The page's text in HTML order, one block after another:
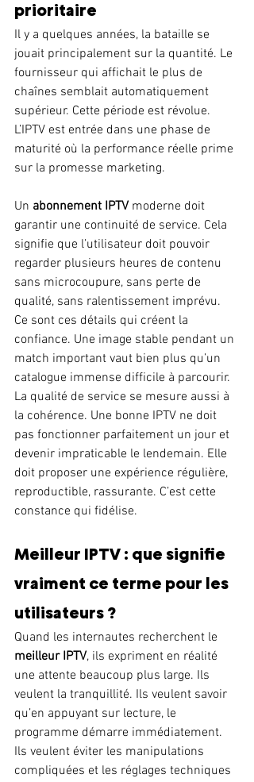
prioritaire
Il y a quelques années, la bataille se
jouait principalement sur la quantité. Le
fournisseur qui affichait le plus de
chaînes semblait automatiquement
supérieur. Cette période est révolue.
L’IPTV est entrée dans une phase de
maturité où la performance réelle prime
sur la promesse marketing.
Un abonnement IPTV moderne doit
garantir une continuité de service. Cela
signifie que l’utilisateur doit pouvoir
regarder plusieurs heures de contenu
sans microcoupure, sans perte de
qualité, sans ralentissement imprévu.
Ce sont ces détails qui créent la
confiance. Une image stable pendant un
match important vaut bien plus qu’un
catalogue immense difficile à parcourir.
La qualité de service se mesure aussi à
la cohérence. Une bonne IPTV ne doit
pas fonctionner parfaitement un jour et
devenir impraticable le lendemain. Elle
doit proposer une expérience régulière,
reproductible, rassurante. C’est cette
constance qui fidélise.
Meilleur IPTV : que signifie
vraiment ce terme pour les
utilisateurs ?
Quand les internautes recherchent le
meilleur IPTV, ils expriment en réalité
une attente beaucoup plus large. Ils
veulent la tranquillité. Ils veulent savoir
qu’en appuyant sur lecture, le
programme démarre immédiatement.
Ils veulent éviter les manipulations
compliquées et les réglages techniques